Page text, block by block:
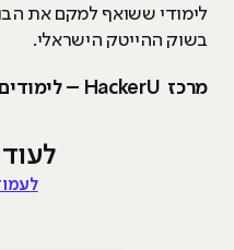
לימודי ששואף למקם את
בשוק ההייטק הישראלי.
מרכז HackerU – לימודים לעתיד טוב יותר